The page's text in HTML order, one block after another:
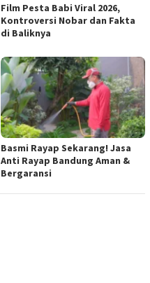
Film Pesta Babi Viral 2026,
Kontroversi Nobar dan Fakta
di Baliknya
Basmi Rayap Sekarang! Jasa
Anti Rayap Bandung Aman &
Bergaransi